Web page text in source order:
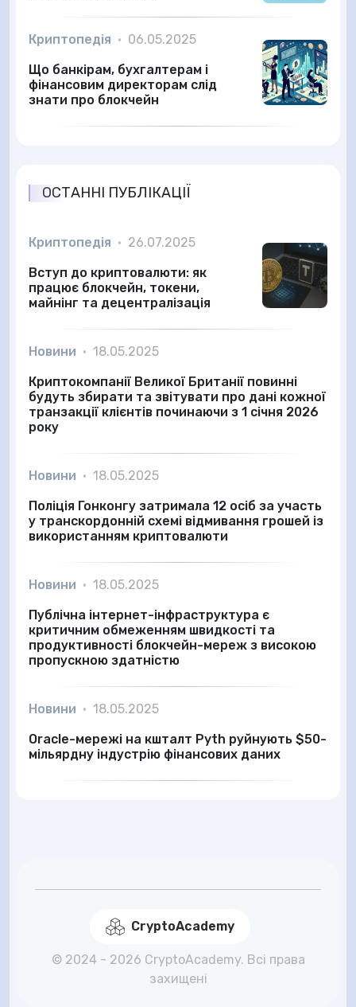
Криптопедія • 06.05.2025
Що банкірам, бухгалтерам і
фінансовим директорам слід
знати про блокчейн
ОСТАННІ ПУБЛІКАЦІЇ
Криптопедія • 26.07.2025
Вступ до криптовалюти: як
працює блокчейн, токени,
майнінг та децентралізація
Новини • 18.05.2025
Криптокомпанії Великої Британії повинні
будуть збирати та звітувати про дані кожної
транзакції клієнтів починаючи з 1 січня 2026
року
Новини • 18.05.2025
Поліція Гонконгу затримала 12 осіб за участь
у транскордонній схемі відмивання грошей із
використанням криптовалюти
Новини • 18.05.2025
Публічна інтернет-інфраструктура є
критичним обмеженням швидкості та
продуктивності блокчейн-мереж з високою
пропускною здатністю
Новини • 18.05.2025
Oracle-мережі на кшталт Pyth руйнують $50-
мільярдну індустрію фінансових даних
CryptoAcademy
© 2024 - 2026 CryptoAcademy. Всі права
захищені